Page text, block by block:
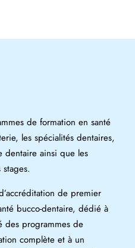
de formation en santé
les spécialités dentaires,
dentaire ainsi que les
de premier
bucco-dentaire, dédié à
des programmes de
complète et à un